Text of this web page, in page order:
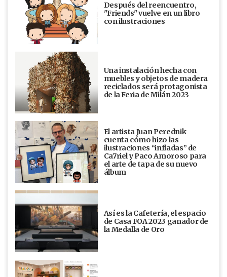
Después del reencuentro,
"Friends" vuelve en un libro
con ilustraciones
Una instalación hecha con
muebles y objetos de madera
reciclados será protagonista
de la Feria de Milán 2023
El artista Juan Perednik
cuenta cómo hizo las
ilustraciones “infladas” de
Ca7riel y Paco Amoroso para
el arte de tapa de su nuevo
álbum
Así es la Cafetería, el espacio
de Casa FOA 2023 ganador de
la Medalla de Oro